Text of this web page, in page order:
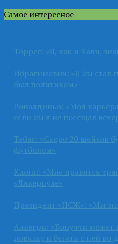
Самое интересное
Торрес: «Я, как и Хави,
Ибрагимович: «Я бы стал
был политиком»
Роналдиньо: «Моя
если бы я не посещал
Тебас: «Скоро 20 шейхов
футболом»
Клопп: «Мне нравятся
«Ливерпуле»
Президент «ПСЖ»: «Мы
Аллегри: «Бонуччи может
повязку и бегать с ней во